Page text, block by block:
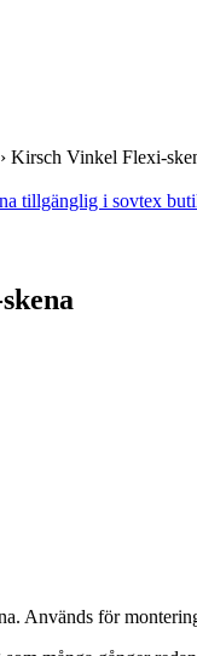
Kirsch Vinkel Flexi-
Används för